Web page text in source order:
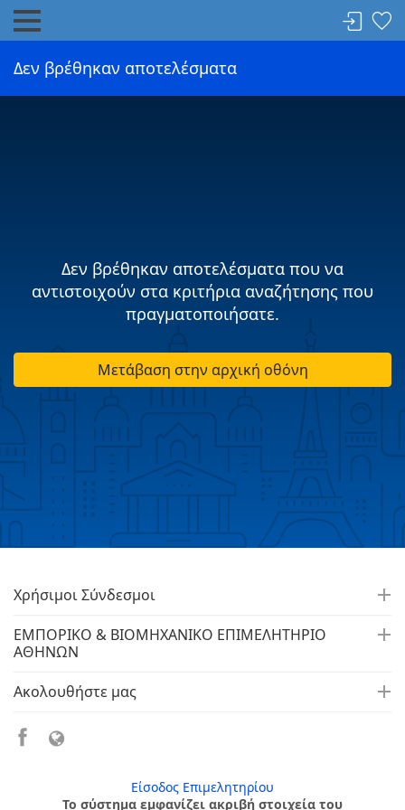
Δεν βρέθηκαν αποτελέσματα
Δεν βρέθηκαν αποτελέσματα που να
αντιστοιχούν στα κριτήρια αναζήτησης που
πραγματοποιήσατε.
Μετάβαση στην αρχική οθόνη
Χρήσιμοι Σύνδεσμοι
ΕΜΠΟΡΙΚΟ & ΒΙΟΜΗΧΑΝΙΚΟ ΕΠΙΜΕΛΗΤΗΡΙΟ
ΑΘΗΝΩΝ
Ακολουθήστε μας
Είσοδος Επιμελητηρίου
Το σύστημα εμφανίζει ακριβή στοιχεία του